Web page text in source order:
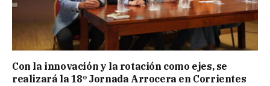
Con la innovación y la rotación como ejes, se
realizará la 18º Jornada Arrocera en Corrientes